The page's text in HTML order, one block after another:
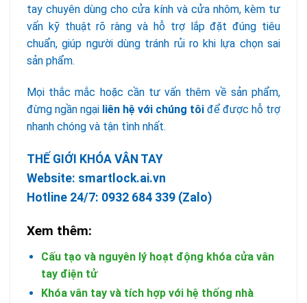
tay chuyên dùng cho cửa kính và cửa nhôm, kèm tư
vấn kỹ thuật rõ ràng và hỗ trợ lắp đặt đúng tiêu
chuẩn, giúp người dùng tránh rủi ro khi lựa chọn sai
sản phẩm.
Mọi thắc mắc hoặc cần tư vấn thêm về sản phẩm,
đừng ngần ngại liên hệ với chúng tôi để được hỗ trợ
nhanh chóng và tận tình nhất.
THẾ GIỚI KHÓA VÂN TAY
Website: smartlock.ai.vn
Hotline 24/7: 0932 684 339 (Zalo)
Xem thêm:
Cấu tạo và nguyên lý hoạt động khóa cửa vân
tay điện tử
Khóa vân tay và tích hợp với hệ thống nhà